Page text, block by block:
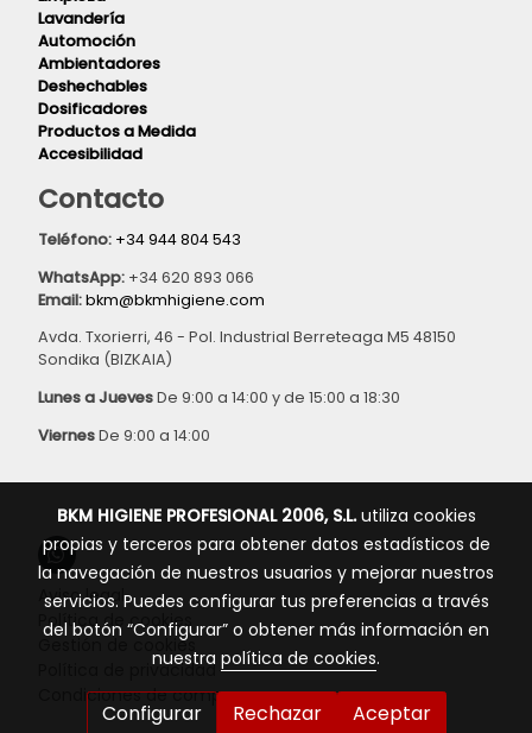
Lavandería
Automoción
Ambientadores
Deshechables
Dosificadores
Productos a Medida
Accesibilidad
Contacto
Teléfono: +34 944 804 543
WhatsApp: +34 620 893 066
Email:bkm@bkmhigiene.com
Avda. Txorierri, 46 - Pol. Industrial Berreteaga M5 48150
Sondika (BIZKAIA)
Lunes a JuevesDe 9:00 a 14:00 y de 15:00 a 18:30
ViernesDe 9:00 a 14:00
Aviso legal
Política de cookies
Gestión de cookies
Política de privacidad
Condiciones de compra
BKM HIGIENE PROFESIONAL 2006, S.L.utiliza cookies
propias y terceros para obtener datos estadísticos de
la navegación de nuestros usuarios y mejorar nuestros
servicios. Puedes configurar tus preferencias a través
del botón “Configurar” o obtener más información en
nuestra política de cookies.
Configurar Rechazar Aceptar